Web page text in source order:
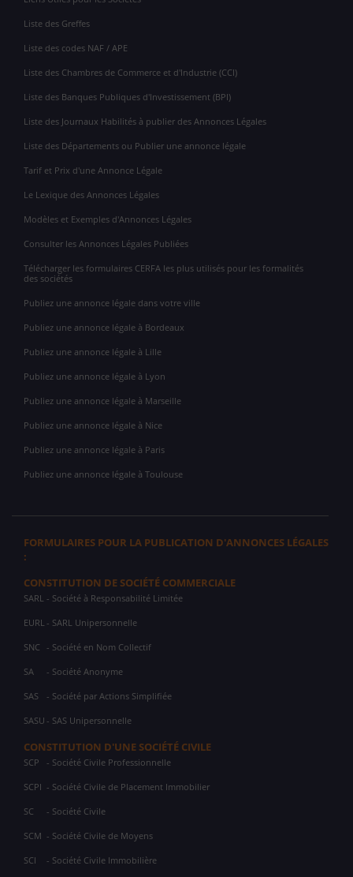
Liste des Greffes
Liste des codes NAF / APE
Liste des Chambres de Commerce et d'Industrie (CCI)
Liste des Banques Publiques d'Investissement (BPI)
Liste des Journaux Habilités à publier des Annonces Légales
Liste des Départements ou Publier une annonce légale
Tarif et Prix d'une Annonce Légale
Le Lexique des Annonces Légales
Modèles et Exemples d'Annonces Légales
Consulter les Annonces Légales Publiées
Télécharger les formulaires CERFA les plus utilisés pour les formalités
des sociétés
Publiez une annonce légale dans votre ville
Publiez une annonce légale à Bordeaux
Publiez une annonce légale à Lille
Publiez une annonce légale à Lyon
Publiez une annonce légale à Marseille
Publiez une annonce légale à Nice
Publiez une annonce légale à Paris
Publiez une annonce légale à Toulouse
FORMULAIRES POUR LA PUBLICATION D'ANNONCES LÉGALES
:
CONSTITUTION DE SOCIÉTÉ COMMERCIALE
SARL - Société à Responsabilité Limitée
EURL - SARL Unipersonnelle
SNC - Société en Nom Collectif
SA - Société Anonyme
SAS - Société par Actions Simplifiée
SASU - SAS Unipersonnelle
CONSTITUTION D'UNE SOCIÉTÉ CIVILE
SCP - Société Civile Professionnelle
SCPI - Société Civile de Placement Immobilier
SC - Société Civile
SCM - Société Civile de Moyens
SCI - Société Civile Immobilière